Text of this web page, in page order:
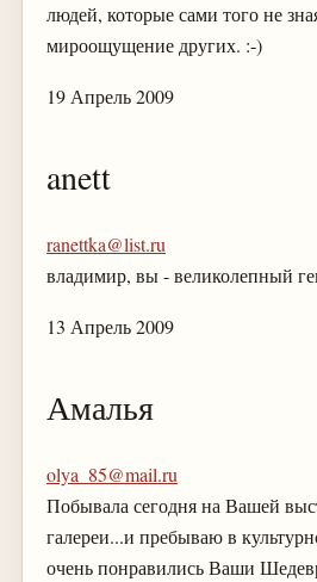
людей, которые сами того не
мироощущение других. :-)
19 Апрель 2009
anett
ranettka@list.ru
владимир, вы - великолепный
13 Апрель 2009
Амалья
olya_85@mail.ru
Побывала сегодня на Вашей
галереи...и пребываю в
очень понравились Ваши